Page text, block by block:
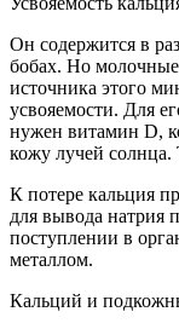
Он содержится в
бобах. Но
источника этого
усвояемости. Для
нужен витамин D,
кожу лучей
К потере кальция
для вывода натрия
поступлении в
металлом.
Кальций и